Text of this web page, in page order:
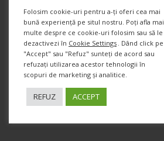
ANPC
Info Contact
Str. Semenic, Nr.1, Ap.5, Timisoara.
Telefon:(+4) 0747 066 701
Folosim cookie-uri pentru a-ți oferi cea mai
bună experiență pe situl nostru. Poți afla mai
multe despre ce cookie-uri folosim sau să le
dezactivezi în Cookie Settings . Dând click pe
"Accept" sau "Refuz" sunteți de acord sau
refuzați utilizarea acestor tehnologii în
scopuri de marketing și analitice.
REFUZ ACCEPT